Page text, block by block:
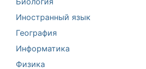
Иностранный язык
География
Информатика
Физика